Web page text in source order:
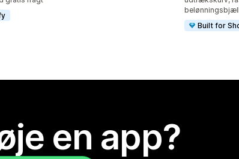
Built for
en app?